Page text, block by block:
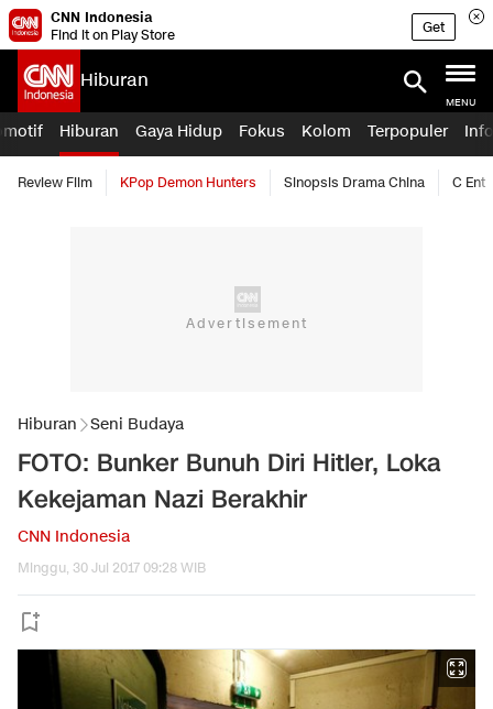
CNN Indonesia
Find it on Play Store
Get
Hiburan
MENU
Hiburan Gaya Hidup Fokus Kolom Terpopuler
Review Film KPop Demon Hunters Sinopsis Drama China C Ent
Hiburan Seni Budaya
FOTO: Bunker Bunuh Diri Hitler, Loka
Kekejaman Nazi Berakhir
CNN Indonesia
Minggu, 30 Jul 2017 09:28 WIB